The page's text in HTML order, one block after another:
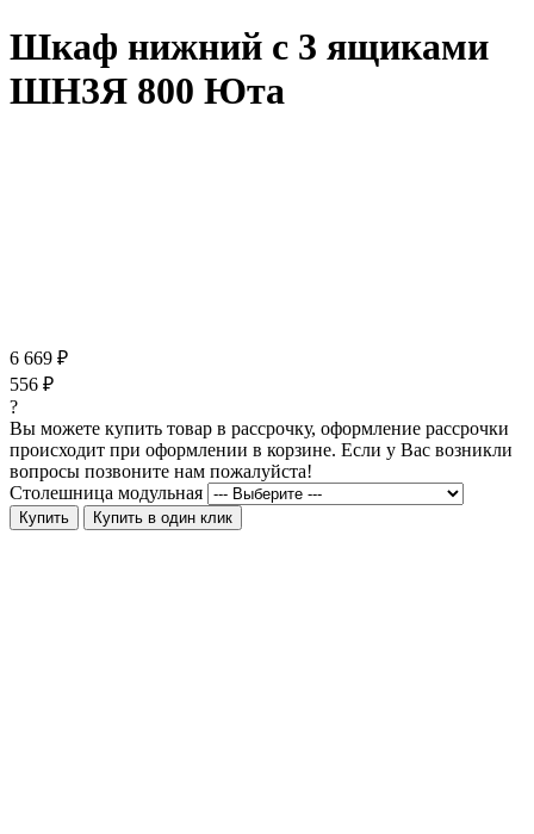
Шкаф нижний с 3 ящиками
ШН3Я 800 Юта
6 669 ₽
556 ₽
?
Вы можете купить товар в рассрочку, оформление рассрочки
происходит при оформлении в корзине. Если у Вас возникли
вопросы позвоните нам пожалуйста!
Столешница модульная
Купить Купить в один клик